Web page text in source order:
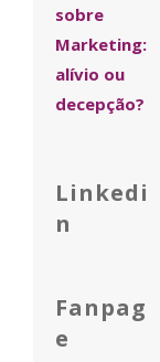
sobre
Marketing:
alívio ou
decepção?
Linkedi
n
Fanpag
e